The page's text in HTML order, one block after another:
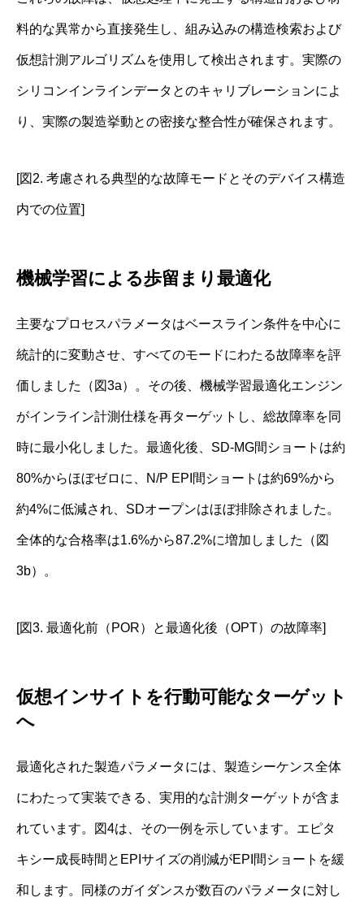
料的な異常から直接発生し、組み込みの構造検索および
仮想計測アルゴリズムを使用して検出されます。実際の
シリコンインラインデータとのキャリブレーションによ
り、実際の製造挙動との密接な整合性が確保されます。
[図2. 考慮される典型的な故障モードとそのデバイス構造
内での位置]
機械学習による歩留まり最適化
主要なプロセスパラメータはベースライン条件を中心に
統計的に変動させ、すべてのモードにわたる故障率を評
価しました（図3a）。その後、機械学習最適化エンジン
がインライン計測仕様を再ターゲットし、総故障率を同
時に最小化しました。最適化後、SD-MG間ショートは約
80%からほぼゼロに、N/P EPI間ショートは約69%から
約4%に低減され、SDオープンはほぼ排除されました。
全体的な合格率は1.6%から87.2%に増加しました（図
3b）。
[図3. 最適化前（POR）と最適化後（OPT）の故障率]
仮想インサイトを行動可能なターゲット
へ
最適化された製造パラメータには、製造シーケンス全体
にわたって実装できる、実用的な計測ターゲットが含ま
れています。図4は、その一例を示しています。エピタ
キシー成長時間とEPIサイズの削減がEPI間ショートを緩
和します。同様のガイダンスが数百のパラメータに対し